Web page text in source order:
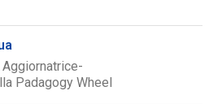
Padagogy Wheel